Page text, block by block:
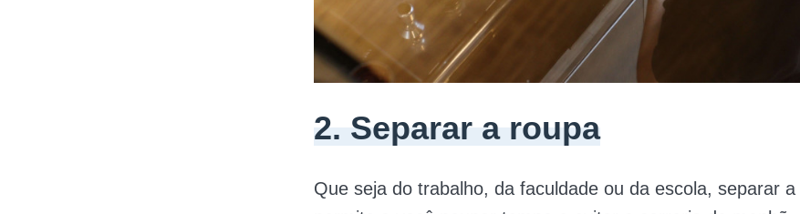
2. Separar a roupa
Que seja do trabalho, da faculdade ou da escola, separar